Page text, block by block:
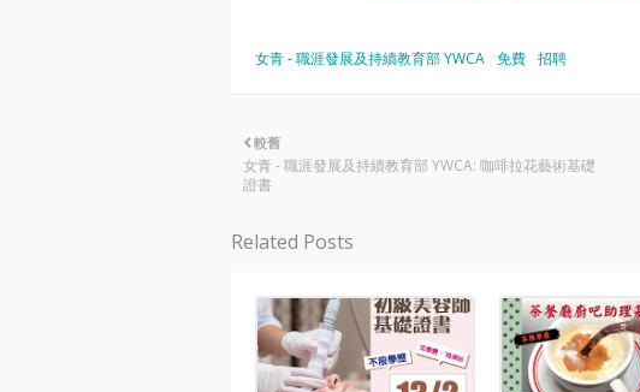
女青 - 職涯發展及持續教育部 YWCA 免費 招聘
較舊
女青 - 職涯發展及持續教育部 YWCA: 咖啡拉花藝術基礎
證書
Related Posts